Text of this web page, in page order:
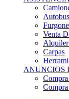
Venta
Alquiler
Carpas
ANUNCIOS